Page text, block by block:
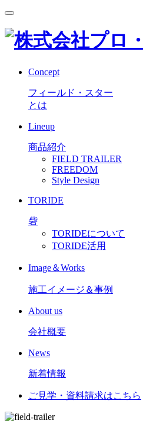
Concept
フィールド・スター
とは
Lineup
商品紹介
FIELD TRAILER
FREEDOM
Style Design
TORIDE
砦
TORIDEについて
TORIDE活用
Image＆Works
施工イメージ＆事例
About us
会社概要
News
新着情報
ご見学 ・ 資料請求はこちら